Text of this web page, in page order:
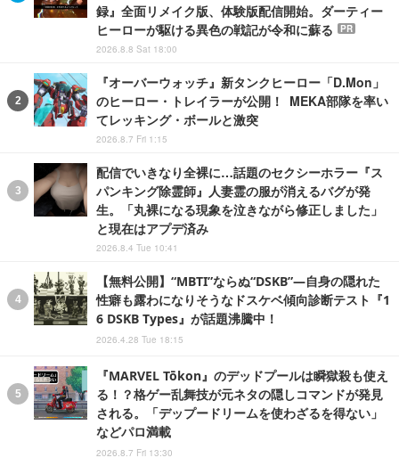
録』全面リメイク版、体験版配信開始。ダーティー
ヒーローが駆ける異色の戦記が令和に蘇る
PR
2026.8.8 Sat 18:00
『オーバーウォッチ』新タンクヒーロー「D.Mon」
のヒーロー・トレイラーが公開！ MEKA部隊を率い
てレッキング・ボールと激突
2026.8.7 Fri 1:15
配信でいきなり全裸に…話題のセクシーホラー『ス
パンキング除霊師』人妻霊の服が消えるバグが発
生。「丸裸になる現象を泣きながら修正しました」
と現在はアプデ済み
2026.8.4 Tue 10:41
【無料公開】“MBTI”ならぬ“DSKB”―自身の隠れた
性癖も露わになりそうなドスケベ傾向診断テスト『1
6 DSKB Types』が話題沸騰中！
2026.4.28 Tue 18:15
『MARVEL Tōkon』のデッドプールは瞬獄殺も使え
る！？格ゲー乱舞技が元ネタの隠しコマンドが発見
される。「デップードリームを使わざるを得ない」
などパロ満載
2026.8.7 Fri 13:30